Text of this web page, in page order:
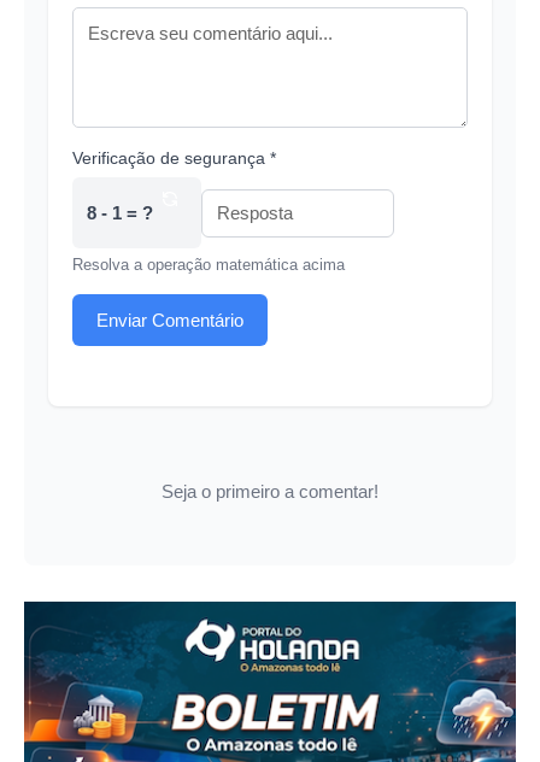
Verificação de segurança *
8 - 1 = ?
Resolva a operação matemática acima
Enviar Comentário
Seja o primeiro a comentar!